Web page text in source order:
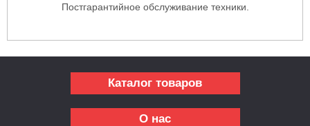
Постгарантийное обслуживание техники.
Каталог товаров
О нас